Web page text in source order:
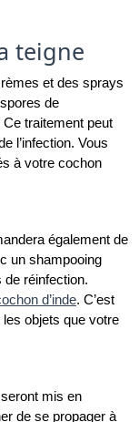
teigne
et des sprays
de
traitement peut
l’infection. Vous
à votre cochon
également de
un shampooing
de réinfection.
d’inde. C’est
objets que votre
mis en
de se propager à